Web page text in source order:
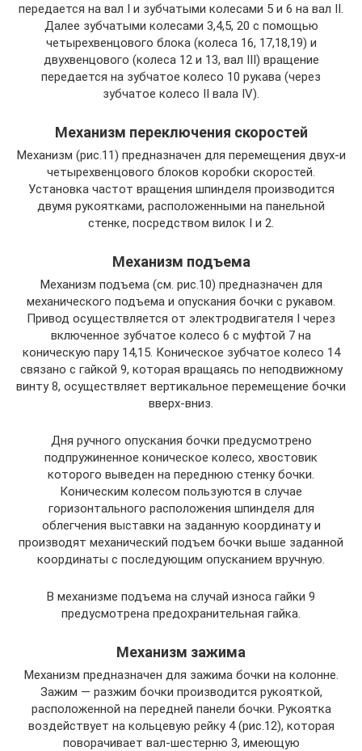
передается на вал I и зубчатыми колесами 5 и 6 на вал II.
Далее зубчатыми колесами 3,4,5, 20 с помощью
четырехвенцового блока (колеса 16, 17,18,19) и
двухвенцового (колеса 12 и 13, вал III) вращение
передается на зубчатое колесо 10 рукава (через
зубчатое колесо II вала IV).
Механизм переключения скоростей
Механизм (рис.11) предназначен для перемещения двух-и
четырехвенцового блоков коробки скоростей.
Установка частот вращения шпинделя производится
двумя рукоятками, расположенными на панельной
стенке, посредством вилок I и 2.
Механизм подъема
Механизм подъема (см. рис.10) предназначен для
механического подъема и опускания бочки с рукавом.
Привод осуществляется от электродвигателя I через
включенное зубчатое колесо 6 с муфтой 7 на
коническую пару 14,15. Коническое зубчатое колесо 14
связано с гайкой 9, которая вращаясь по неподвижному
винту 8, осуществляет вертикальное перемещение бочки
вверх-вниз.
Дня ручного опускания бочки предусмотрено
подпружиненное коническое колесо, хвостовик
которого выведен на переднюю стенку бочки.
Коническим колесом пользуются в случае
горизонтального расположения шпинделя для
облегчения выставки на заданную координату и
производят механический подъем бочки выше заданной
координаты с последующим опусканием вручную.
В механизме подъема на случай износа гайки 9
предусмотрена предохранительная гайка.
Механизм зажима
Механизм предназначен для зажима бочки на колонне.
Зажим — разжим бочки производится рукояткой,
расположенной на передней панели бочки. Рукоятка
воздействует на кольцевую рейку 4 (рис.12), которая
поворачивает вал-шестерню 3, имеющую